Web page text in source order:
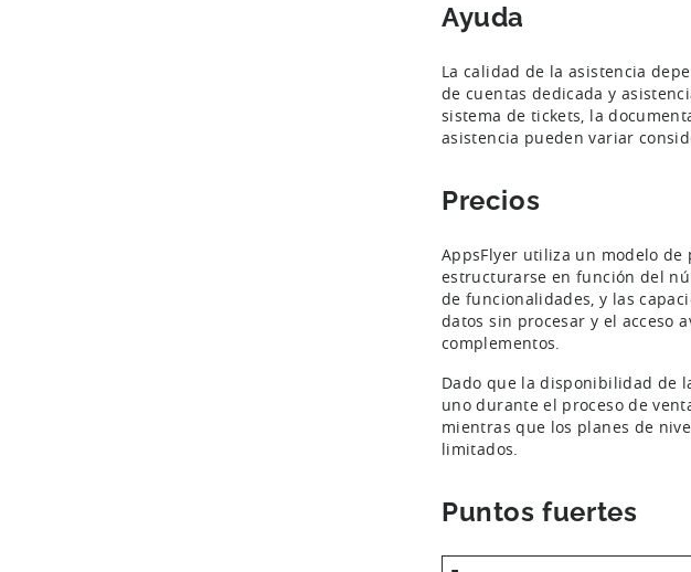
Ayuda
La calidad de la asistencia
de cuentas dedicada y
sistema de tickets, la
asistencia pueden variar
Precios
AppsFlyer utiliza un modelo de
estructurarse en función del
de funcionalidades, y las
datos sin procesar y el acceso
complementos.
Dado que la disponibilidad de
uno durante el proceso de
mientras que los planes de
limitados.
Puntos fuertes